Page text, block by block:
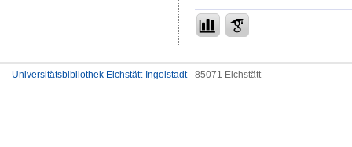
Universitätsbibliothek Eichstätt-Ingolstadt- 85071 Eichstätt